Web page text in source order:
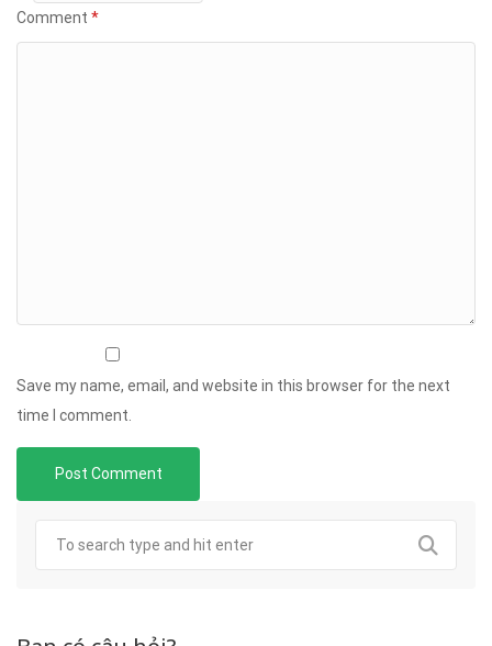
Comment *
Save my name, email, and website in this browser for the next
time I comment.